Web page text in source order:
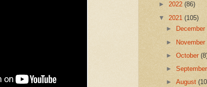
► 2022 (86)
▼ 2021 (105)
►
December
► November
►October
►
►August